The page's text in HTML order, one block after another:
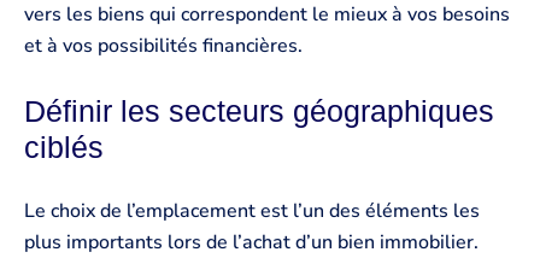
vers les biens qui correspondent le mieux à vos besoins
et à vos possibilités financières.
Définir les secteurs géographiques
ciblés
Le choix de l’emplacement est l’un des éléments les
plus importants lors de l’achat d’un bien immobilier.